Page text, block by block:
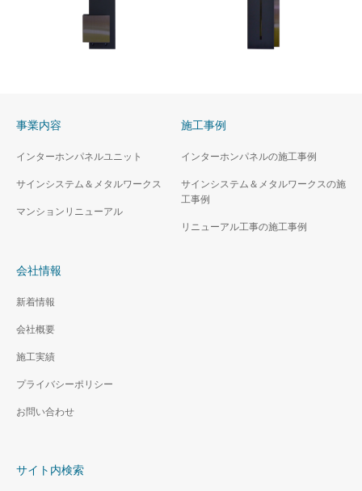
WLS700 WLL700
事業内容
インターホンパネルユニット
サインシステム＆メタルワークス
マンションリニューアル
施工事例
インターホンパネルの施工事例
サインシステム＆メタルワークスの施
工事例
リニューアル工事の施工事例
会社情報
新着情報
会社概要
施工実績
プライバシーポリシー
お問い合わせ
サイト内検索